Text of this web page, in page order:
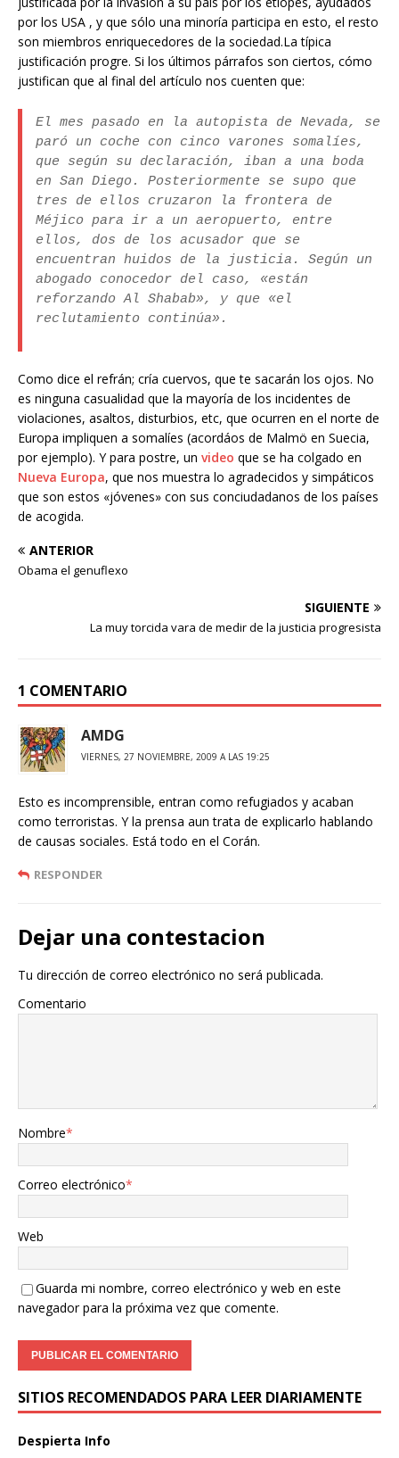
por los USA , y que sólo una minoría participa en esto, el resto
son miembros enriquecedores de la sociedad.La típica
justificación progre. Si los últimos párrafos son ciertos, cómo
justifican que al final del artículo nos cuenten que:
El mes pasado en la autopista de Nevada, se
paró un coche con cinco varones somalíes,
que según su declaración, iban a una boda
en San Diego. Posteriormente se supo que
tres de ellos cruzaron la frontera de
Méjico para ir a un aeropuerto, entre
ellos, dos de los acusador que se
encuentran huidos de la justicia. Según un
abogado conocedor del caso, «están
reforzando Al Shabab», y que «el
reclutamiento continúa».
Como dice el refrán; cría cuervos, que te sacarán los ojos. No
es ninguna casualidad que la mayoría de los incidentes de
violaciones, asaltos, disturbios, etc, que ocurren en el norte de
Europa impliquen a somalíes (acordáos de Malmö en Suecia,
por ejemplo). Y para postre, un video que se ha colgado en
Nueva Europa, que nos muestra lo agradecidos y simpáticos
que son estos «jóvenes» con sus conciudadanos de los países
de acogida.
ANTERIOR
Obama el genuflexo
SIGUIENTE
La muy torcida vara de medir de la justicia progresista
1 COMENTARIO
AMDG
VIERNES, 27 NOVIEMBRE, 2009 A LAS 19:25
Esto es incomprensible, entran como refugiados y acaban
como terroristas. Y la prensa aun trata de explicarlo hablando
de causas sociales. Está todo en el Corán.
RESPONDER
Dejar una contestacion
Tu dirección de correo electrónico no será publicada.
Comentario
Nombre*
Correo electrónico*
Web
Guarda mi nombre, correo electrónico y web en este
navegador para la próxima vez que comente.
SITIOS RECOMENDADOS PARA LEER DIARIAMENTE
Despierta Info